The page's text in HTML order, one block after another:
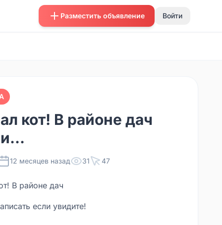
Разместить объявление Войти
кот! В районе дач
12 месяцев назад 31 47
В районе дач
если увидите!